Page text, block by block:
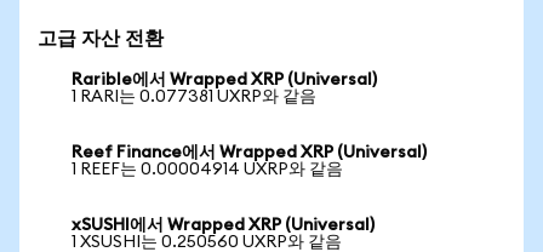
고급 자산 전환
Rarible에서 Wrapped XRP (Universal)
1 RARI는 0.077381 UXRP와 같음
Reef Finance에서 Wrapped XRP (Universal)
1 REEF는 0.00004914 UXRP와 같음
xSUSHI에서 Wrapped XRP (Universal)
1 XSUSHI는 0.250560 UXRP와 같음